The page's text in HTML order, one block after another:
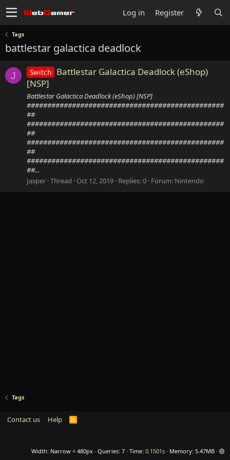
Log in Register
Tags
battlestar galactica deadlock
J Switch Battlestar Galactica Deadlock (eShop)
[NSP]
Battlestar Galactica Deadlock (eShop) [NSP]
################################################
##
################################################
##
################################################
##
################################################
##...
Jasper Thread Oct 12, 2019 Replies: 0 Forum: Nintendo
Tags
Contact us Help
R
Width Queries 7 Time 0.1501s Memory 5.47MB